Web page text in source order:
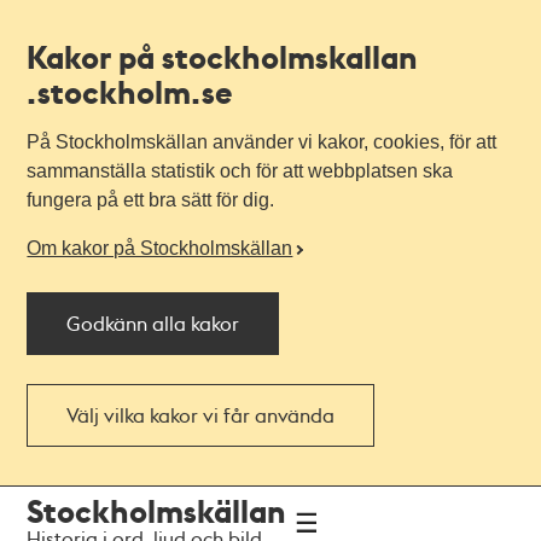
Kakor på stockholmskallan
.stockholm.se
På Stockholmskällan använder vi kakor, cookies, för att
sammanställa statistik och för att webbplatsen ska
fungera på ett bra sätt för dig.
Om kakor på Stockholmskällan
Godkänn alla kakor
Välj vilka kakor vi får använda
navigationen
huvudinnehållet
Stockholmskällan